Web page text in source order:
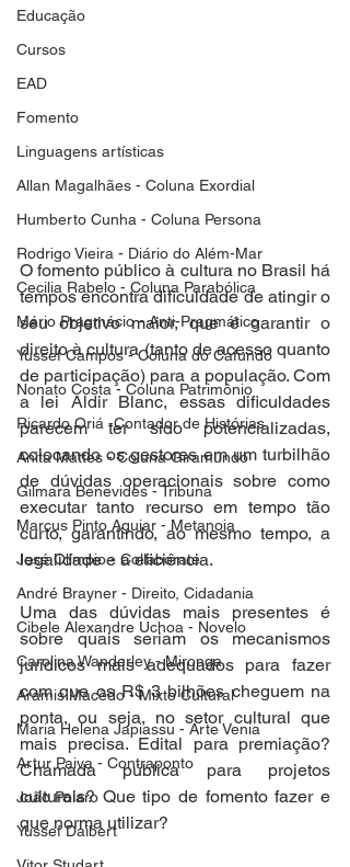
Educação
Cursos
EAD
Fomento
Linguagens artísticas
Allan Magalhães - Coluna Exordial
Humberto Cunha - Coluna Persona
Rodrigo Vieira - Diário do Além-Mar
Cecilia Rabelo - Coluna Parabólica
Mário Pragmácio - Anti-Pragmático
Yussef Campos - Coluna do Cafundó
Nonato Costa - Coluna Patrimônio
Ricardo Oriá -Contador de Histórias
Anita Mattes - Coluna Giramundo
Gilmara Benevides - Tribuna
Marcus Pinto Aguiar - Metanoia
José Olímpio - Collaborate
André Brayner - Direito, Cidadania
Cibele Alexandre Uchoa - Novelo
Carolina Wanderley - Mironga
Aramis Macêdo - Mixto Cultural
Maria Helena Japiassu - Arte Venia
Artur Paiva - Contraponto
João Polaro
Yussef Daibert
O fomento público à cultura no Brasil há
tempos encontra dificuldade de atingir o
seu objetivo maior, que é garantir o
direito à cultura (tanto de acesso quanto
de participação) para a população. Com
a lei Aldir Blanc, essas dificuldades
parecem ter sido potencializadas,
colocando os gestores em um turbilhão
de dúvidas operacionais sobre como
executar tanto recurso em tempo tão
curto, garantindo, ao mesmo tempo, a
legalidade e a eficiência.
Uma das dúvidas mais presentes é
sobre quais seriam os mecanismos
jurídicos mais adequados para fazer
com que os R$ 3 bilhões cheguem na
ponta, ou seja, no setor cultural que
mais precisa. Edital para premiação?
Chamada pública para projetos
culturais? Que tipo de fomento fazer e
que norma utilizar?